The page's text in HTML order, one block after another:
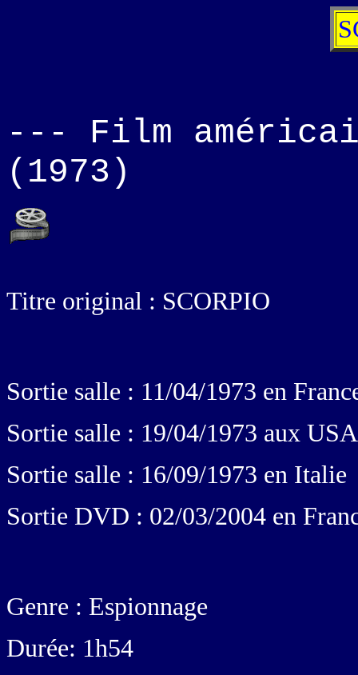
--- Film américain
(1973)
Titre original : SCORPIO
Sortie salle : 11/04/1973 en
Sortie salle : 19/04/1973 aux USA
Sortie salle : 16/09/1973 en Italie
Sortie DVD : 02/03/2004 en
Genre : Espionnage
Durée: 1h54